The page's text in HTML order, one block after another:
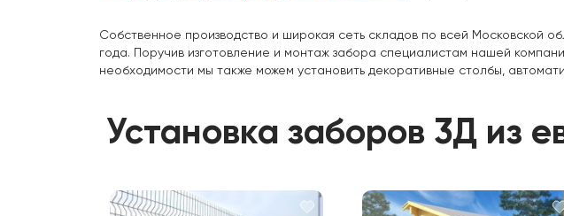
Собственное производство и широкая сеть складов по всей Московской
года. Поручив изготовление и монтаж забора специалистам нашей
необходимости мы также можем установить декоративные столбы,
Установка заборов 3Д из